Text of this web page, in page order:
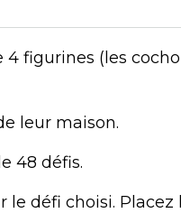
figurines (les
leur maison.
48 défis.
défi choisi. Placez